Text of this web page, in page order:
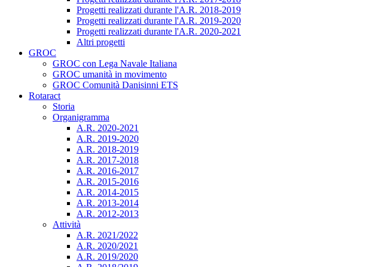
Progetti realizzati durante l'A.R. 2018-2019
Progetti realizzati durante l'A.R. 2019-2020
Progetti realizzati durante l'A.R. 2020-2021
Altri progetti
GROC
GROC con Lega Navale Italiana
GROC umanità in movimento
GROC Comunità Danisinni ETS
Rotaract
Storia
Organigramma
A.R. 2020-2021
A.R. 2019-2020
A.R. 2018-2019
A.R. 2017-2018
A.R. 2016-2017
A.R. 2015-2016
A.R. 2014-2015
A.R. 2013-2014
A.R. 2012-2013
Attività
A.R. 2021/2022
A.R. 2020/2021
A.R. 2019/2020